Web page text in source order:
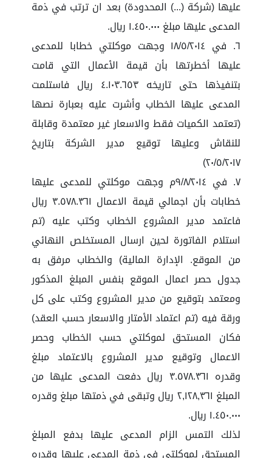
عليها (شركة (...) المحدودة) بعد ان ترتب في ذمة
المدعى عليها مبلغ ١.٤٥٠.٠٠٠ ريال.
٦. في ١٨/٥/٢٠١٤ وجهت موكلتي خطابا للمدعى
عليها أخطرتها بأن قيمة الأعمال التي قامت
بتنفيذها حتى تاريخه ٤.١٠٣.٦٥٣ ريال فاستلمت
المدعى عليها الخطاب وأشرت عليه بعبارة نصها
(تعتمد الكميات فقط والاسعار غير معتمدة وقابلة
للنقاش وعليها توقيع مدير الشركة بتاريخ
٢٠/٥/٢٠١٧)
٧. في ٩/٨/٢٠١٤م وجهت موكلتي للمدعى عليها
خطابات بأن اجمالي قيمة الاعمال ٣.٥٧٨.٣٦١ ريال
فاعتمد مدير المشروع الخطاب وكتب عليه (تم
استلام الفاتورة لحين ارسال المستخلص النهائي
من الموقع. الإدارة المالية) والخطاب مرفق به
جدول حصر اعمال الموقع بنفس المبلغ المذكور
ومعتمد بتوقيع من مدير المشروع وكتب على كل
ورقة فيه (تم اعتماد الأمتار والاسعار حسب العقد)
فكان المستحق لموكلتي حسب الخطاب وحصر
الاعمال وتوقيع مدير المشروع بالاعتماد مبلغ
وقدره ٣.٥٧٨.٣٦١ ريال دفعت المدعى عليها من
المبلغ ٢,١٢٨,٣٦١ ريال وتبقى في ذمتها مبلغ وقدره
١.٤٥٠.٠٠٠ ريال.
لذلك التمس الزام المدعى عليها بدفع المبلغ
المستحق لموكلتي في ذمة المدعى عليها وقدره